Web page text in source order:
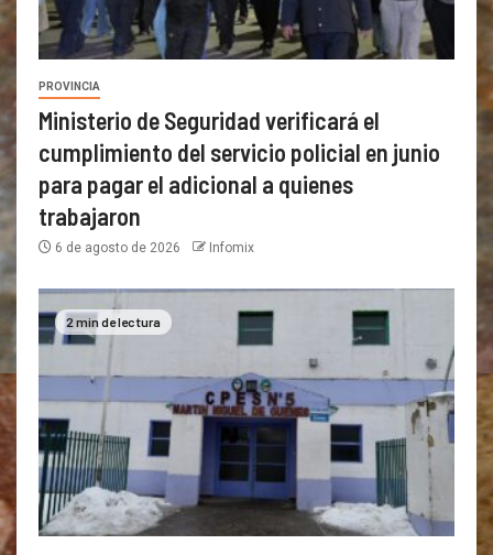
PROVINCIA
Ministerio de Seguridad verificará el
cumplimiento del servicio policial en junio
para pagar el adicional a quienes
trabajaron
6 de agosto de 2026 Infomix
2 min de lectura